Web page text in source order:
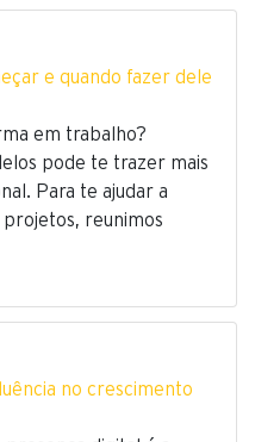
e quando fazer dele
em trabalho?
pode te trazer mais
Para te ajudar a
projetos, reunimos
no crescimento